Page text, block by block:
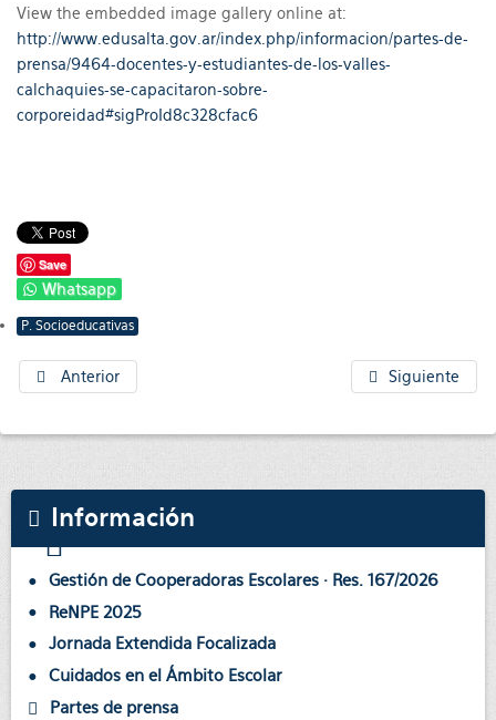
View the embedded image gallery online at:
http://www.edusalta.gov.ar/index.php/informacion/partes-de-
prensa/9464-docentes-y-estudiantes-de-los-valles-
calchaquies-se-capacitaron-sobre-
corporeidad#sigProId8c328cfac6
Save
Whatsapp
P. Socioeducativas
Anterior Siguiente
Información
Gestión de Cooperadoras Escolares · Res. 167/2026
ReNPE 2025
Jornada Extendida Focalizada
Cuidados en el Ámbito Escolar
Partes de prensa